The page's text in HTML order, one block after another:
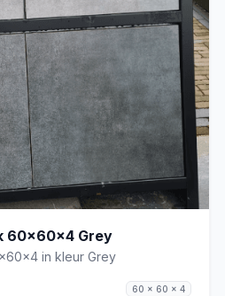
60x60x4 Grey
in kleur Grey
60 x 60 x 4